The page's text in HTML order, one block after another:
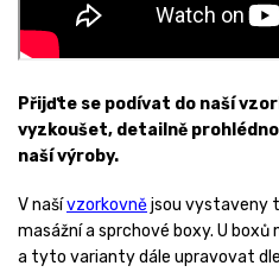
Přijďte se podívat do naší
vyzkoušet, detailně
naší výroby.
V našívzorkovnějsou vystaveny
masážní a sprchové boxy. U
a tyto varianty dále upravovat